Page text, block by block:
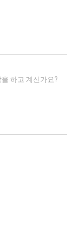
하고 계신가요?